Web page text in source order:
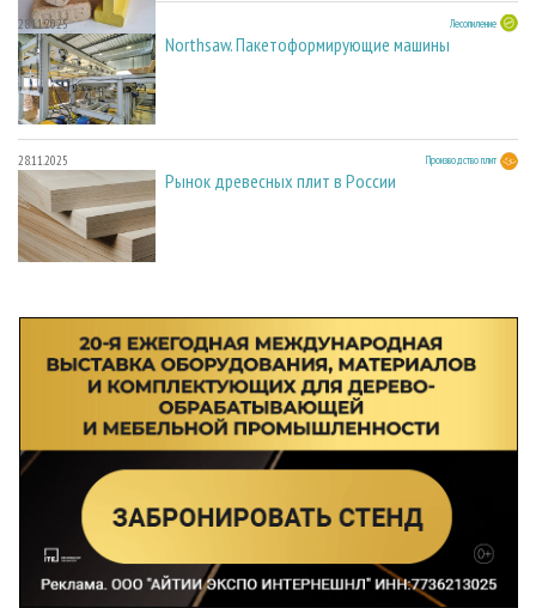
28.11.2025 Лесопиление
Northsaw. Пакетоформирующие машины
28.11.2025 Производство плит
Рынок древесных плит в России